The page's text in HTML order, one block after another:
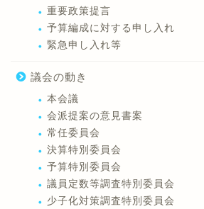
重要政策提言
予算編成に対する申し入れ
緊急申し入れ等
議会の動き
本会議
会派提案の意見書案
常任委員会
決算特別委員会
予算特別委員会
議員定数等調査特別委員会
少子化対策調査特別委員会